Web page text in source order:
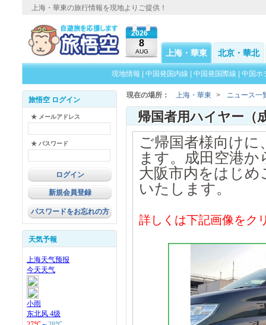
上海・華東の旅行情報を現地よりご提供！
2026
8
AUG 上海・華東 北京・華北
現地情報 中国発国内線 中国発国際線 中国ホ
旅悟空 ログイン
★ メールアドレス
★ パスワード
新規会員登録
パスワードをお忘れの方
天気予報
現在の場所： 上海・華東 > ニュース一
ご帰国者様向け
ます。成田空港
大阪市内をはじめ
いたします。
詳しくは下記画像をク